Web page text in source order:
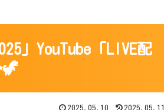
」YouTube「LIVE配
2025.05.10 2025.05.11